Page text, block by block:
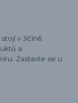
v Jičíně.
a
Zastavte se u